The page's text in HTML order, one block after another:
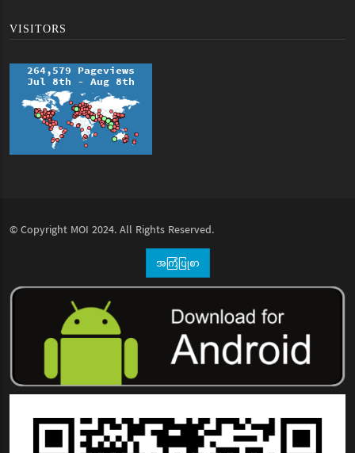
VISITORS
© Copyright MOI 2024. All Rights Reserved.
အကြံပြုစာ